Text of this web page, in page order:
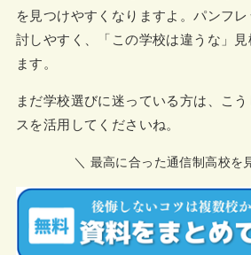
を見つけやすくなりますよ。パンフ
討しやすく、「この学校は違うな」
ます。
まだ学校選びに迷っている方は、こ
スを活用してくださいね。
＼ 最高に合った通信制高校を